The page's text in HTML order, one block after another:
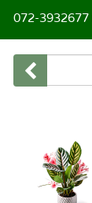
072-3932677